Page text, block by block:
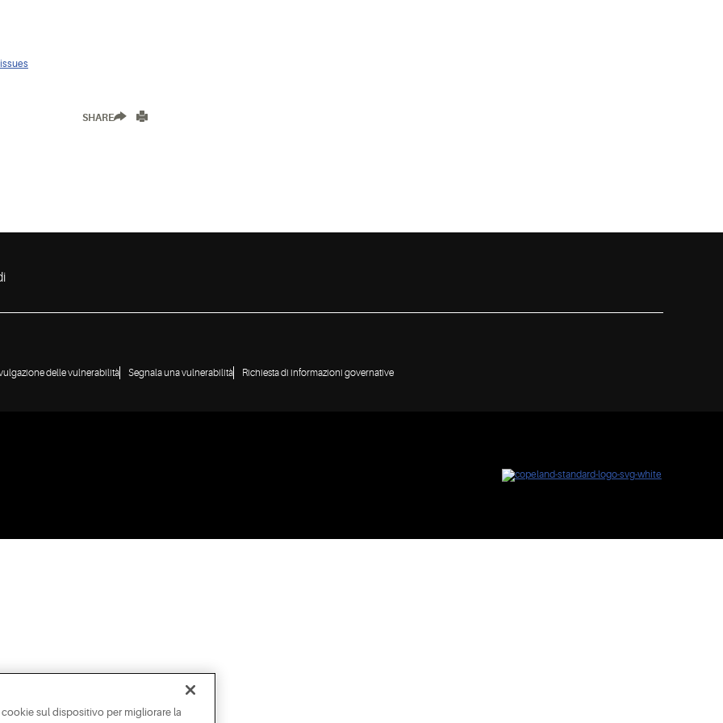
SHARE
delle vulnerabilità Segnala una vulnerabilità Richiesta di informazioni governative
sul dispositivo per migliorare la